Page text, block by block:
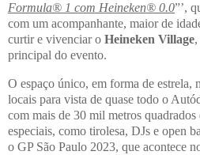
Formula® 1 com Heineken® 0.0”’,
com um acompanhante, maior de
curtir e vivenciar o Heineken Village
principal do evento.
O espaço único, em forma de estrela,
locais para vista de quase todo o
com mais de 30 mil metros quadrados
especiais, como tirolesa, DJs e open
o GP São Paulo 2023, que acontece